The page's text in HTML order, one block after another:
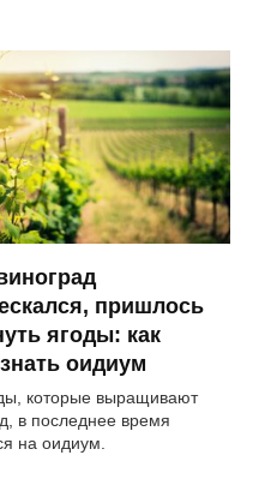
пришлось
ягоды: как
оидиум
которые выращивают
в последнее время
на оидиум.